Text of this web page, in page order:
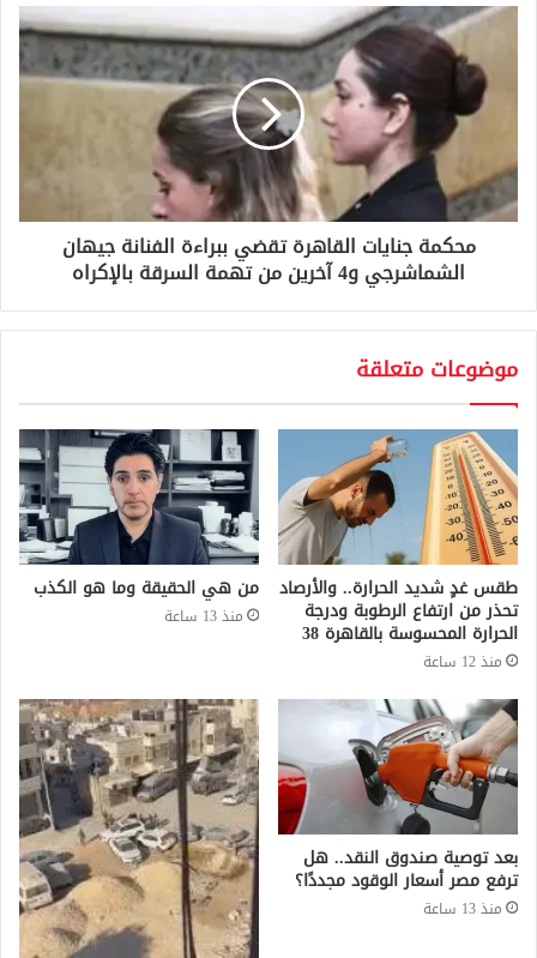
محكمة جنايات القاهرة تقضي ببراءة الفنانة جيهان
الشماشرجي و4 آخرين من تهمة السرقة بالإكراه
موضوعات متعلقة
طقس غدٍ شديد الحرارة.. والأرصاد
تحذر من ارتفاع الرطوبة ودرجة
الحرارة المحسوسة بالقاهرة 38
منذ 12 ساعة
من هي الحقيقة وما هو الكذب
منذ 13 ساعة
بعد توصية صندوق النقد.. هل
ترفع مصر أسعار الوقود مجددًا؟
منذ 13 ساعة